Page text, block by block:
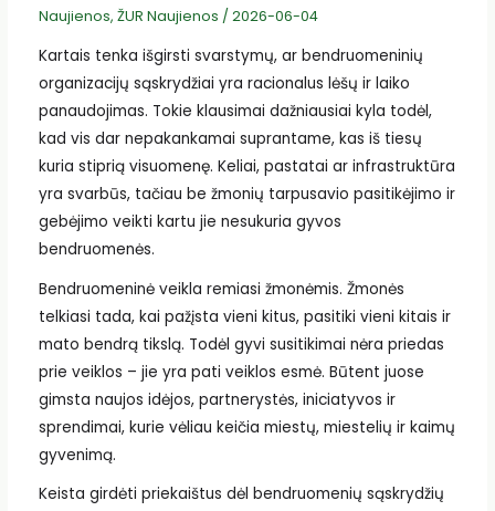
Naujienos, ŽUR Naujienos / 2026-06-04
Kartais tenka išgirsti svarstymų, ar bendruomeninių
organizacijų sąskrydžiai yra racionalus lėšų ir laiko
panaudojimas. Tokie klausimai dažniausiai kyla todėl,
kad vis dar nepakankamai suprantame, kas iš tiesų
kuria stiprią visuomenę. Keliai, pastatai ar infrastruktūra
yra svarbūs, tačiau be žmonių tarpusavio pasitikėjimo ir
gebėjimo veikti kartu jie nesukuria gyvos
bendruomenės.
Bendruomeninė veikla remiasi žmonėmis. Žmonės
telkiasi tada, kai pažįsta vieni kitus, pasitiki vieni kitais ir
mato bendrą tikslą. Todėl gyvi susitikimai nėra priedas
prie veiklos – jie yra pati veiklos esmė. Būtent juose
gimsta naujos idėjos, partnerystės, iniciatyvos ir
sprendimai, kurie vėliau keičia miestų, miestelių ir kaimų
gyvenimą.
Keista girdėti priekaištus dėl bendruomenių sąskrydžių